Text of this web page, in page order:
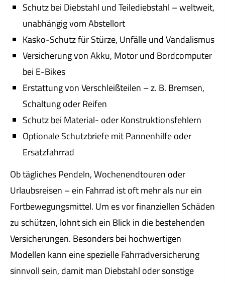
Schutz bei Diebstahl und Teilediebstahl – weltweit,
unabhängig vom Abstellort
Kasko-Schutz für Stürze, Unfälle und Vandalismus
Versicherung von Akku, Motor und Bordcomputer
bei E-Bikes
Erstattung von Verschleißteilen – z. B. Bremsen,
Schaltung oder Reifen
Schutz bei Material- oder Konstruktionsfehlern
Optionale Schutzbriefe mit Pannenhilfe oder
Ersatzfahrrad
Ob tägliches Pendeln, Wochenendtouren oder
Urlaubsreisen – ein Fahrrad ist oft mehr als nur ein
Fortbewegungsmittel. Um es vor finanziellen Schäden
zu schützen, lohnt sich ein Blick in die bestehenden
Versicherungen. Besonders bei hochwertigen
Modellen kann eine spezielle Fahrradversicherung
sinnvoll sein, damit man Diebstahl oder sonstige